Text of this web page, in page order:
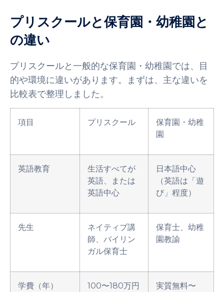
プリスクールと保育園・幼稚園と
の違い
プリスクールと一般的な保育園・幼稚園では、目
的や環境に違いがあります。まずは、主な違いを
比較表で整理しました。
項目 プリスクール
保育園・幼稚
園
英語教育
生活すべてが
英語、または
英語中心
日本語中心
（英語は「遊
び」程度）
先生
ネイティブ講
師、バイリン
ガル保育士
保育士、幼稚
園教諭
学費（年）
100〜180万円
実質無料〜